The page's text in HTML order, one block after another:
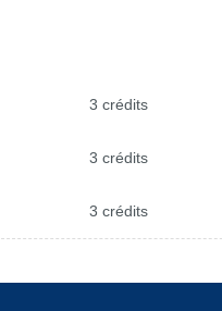
3 crédits
3 crédits
3 crédits